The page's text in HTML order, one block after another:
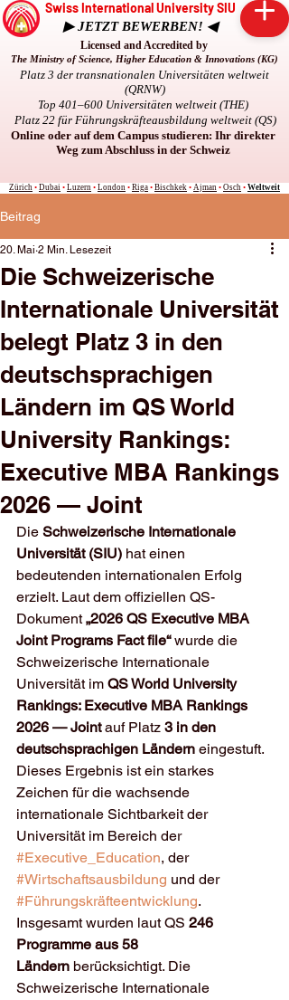
Swiss International University SIU
▶ JETZT BEWERBEN! ◀
Licensed and Accredited by
The Ministry of Science, Higher Education & Innovations (KG)
Platz 3 der transnationalen Universitäten weltweit
(QRNW)
Top 401–600 Universitäten weltweit (THE)
Platz 22 für Führungskräfteausbildung weltweit (QS)
Online oder auf dem Campus studieren: Ihr direkter
Weg zum Abschluss in der Schweiz
Zürich • Dubai • Luzern • London • Riga • Bischkek • Ajman • Osch • Weltweit
Beitrag
Die Schweizerische
Internationale Universität
belegt Platz 3 in den
deutschsprachigen
Ländern im QS World
University Rankings:
Executive MBA Rankings
2026 — Joint
20. Mai 2 Min. Lesezeit
Die Schweizerische Internationale
Universität (SIU) hat einen
bedeutenden internationalen Erfolg
erzielt. Laut dem offiziellen QS-
Dokument „2026 QS Executive MBA
Joint Programs Fact file“ wurde die
Schweizerische Internationale
Universität im QS World University
Rankings: Executive MBA Rankings
2026 — Joint auf Platz 3 in den
deutschsprachigen Ländern eingestuft.
Dieses Ergebnis ist ein starkes
Zeichen für die wachsende
internationale Sichtbarkeit der
Universität im Bereich der
#Executive_Education, der
#Wirtschaftsausbildung und der
#Führungskräfteentwicklung.
Insgesamt wurden laut QS 246
Programme aus 58
Ländern berücksichtigt. Die
Schweizerische Internationale